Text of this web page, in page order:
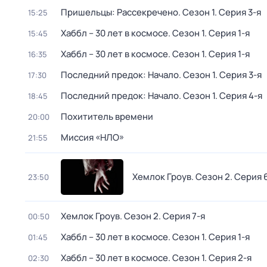
15:25 Пришельцы: Рассекречено. Сезон 1. Серия 3-я
15:45 Хаббл – 30 лет в космосе. Сезон 1. Серия 1-я
16:35 Хаббл – 30 лет в космосе. Сезон 1. Серия 1-я
17:30 Последний предок: Начало. Сезон 1. Серия 3-я
18:45 Последний предок: Начало. Сезон 1. Серия 4-я
20:00 Похититель времени
21:55 Миссия «НЛО»
23:50 Хемлок Гроув. Сезон 2. Серия
00:50 Хемлок Гроув. Сезон 2. Серия 7-я
01:45 Хаббл – 30 лет в космосе. Сезон 1. Серия 1-я
02:30 Хаббл – 30 лет в космосе. Сезон 1. Серия 2-я